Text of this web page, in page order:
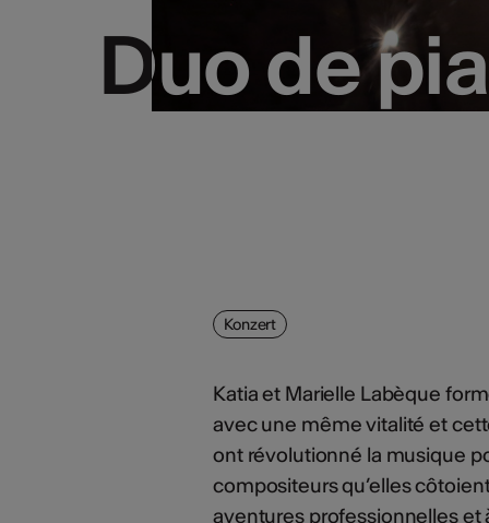
Duo de
Duo de
Konzert
Katia et Marielle Labèque
avec une même vitalité et
ont révolutionné la musique
compositeurs qu’elles
aventures professionnelles et